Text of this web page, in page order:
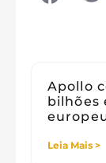
Apollo
bilhões
Leia Mais >